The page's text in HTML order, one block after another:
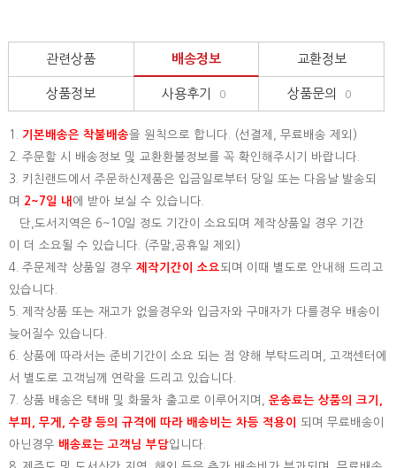
관련상품 배송정보 교환정보
상품정보 사용후기 0 상품문의 0
1. 기본배송은 착불배송을 원칙으로 합니다. (선결제, 무료배송 제외)
2. 주문할 시 배송정보 및 교환환불정보를 꼭 확인해주시기 바랍니다.
3. 키친랜드에서 주문하신제품은 입금일로부터 당일 또는 다음날 발송되
며
2~7일 내 에 받아 보실 수 있습니다.
단,도서지역은 6~10일 정도 기간이 소요되며 제작상품일 경우 기간
이 더 소요될 수 있습니다. (주말,공휴일 제외)
4. 주문제작 상품일 경우 제작기간이 소요되며 이때 별도로 안내해 드리고
있습니다.
5. 제작상품 또는 재고가 없을경우와 입금자와 구매자가 다를경우 배송이
늦어질수 있습니다.
6. 상품에 따라서는 준비기간이 소요 되는 점 양해 부탁드리며, 고객센터에
서 별도로 고객님께 연락을 드리고 있습니다.
7. 상품 배송은 택배 및 화물차 출고로 이루어지며, 운송료는 상품의 크기,
부피, 무게, 수량 등의 규격에 따라 배송비는 차등 적용이
되며 무료배송이
아닌경우 배송료는 고객님 부담입니다.